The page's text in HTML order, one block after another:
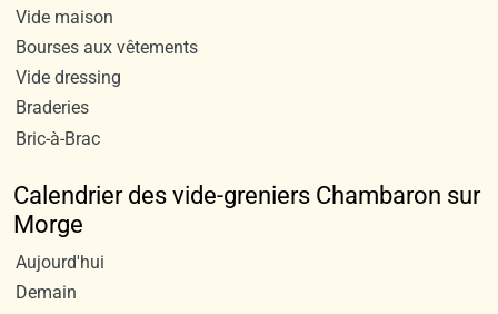
Vide maison
Bourses aux vêtements
Vide dressing
Braderies
Bric-à-Brac
Calendrier des vide-greniers Chambaron sur
Morge
Aujourd'hui
Demain